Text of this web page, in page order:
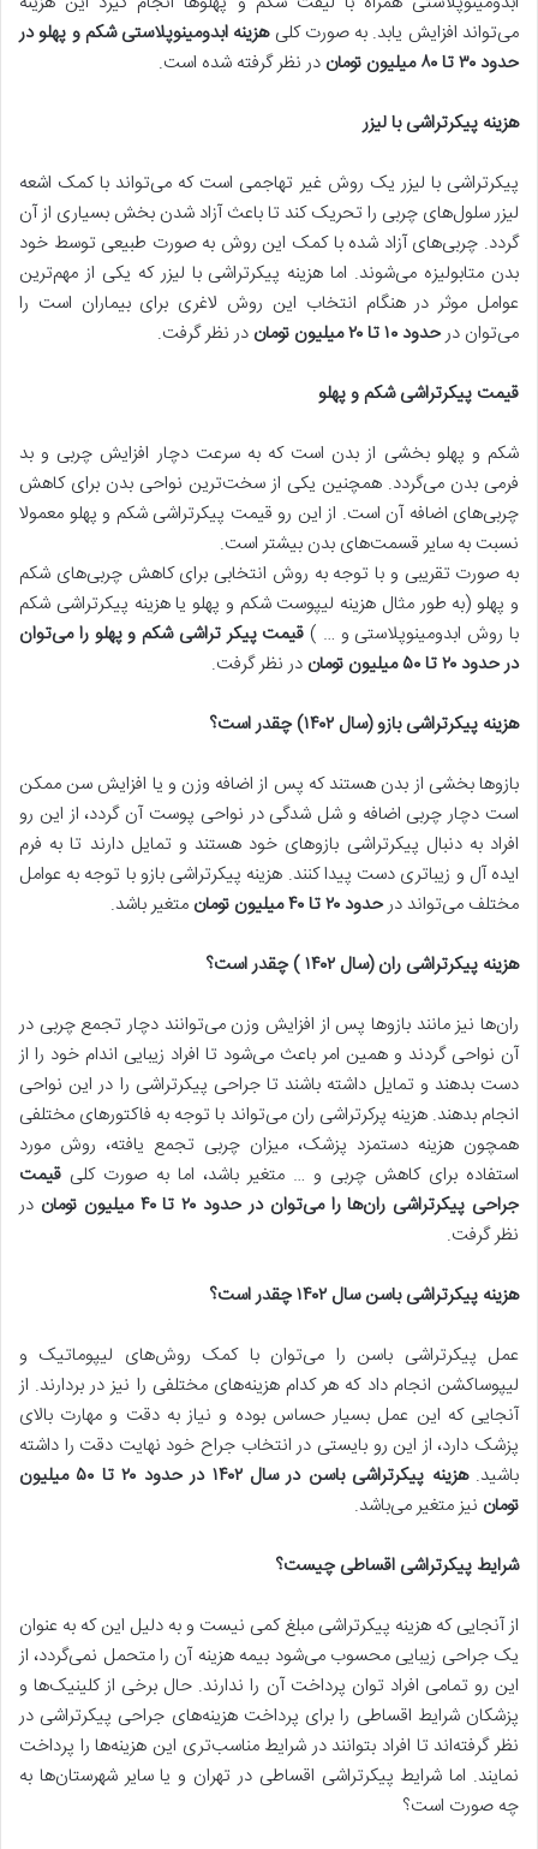
می‌تواند افزایش یابد. به صورت کلیهزینه ابدومینوپلاستی شکم و پهلو در
حدود ۳۰تا۸۰میلیون تومان در نظر گرفته شده است.
هزینه پیکرتراشی با لیزر
پیکرتراشی با لیزر یک روش غیر تهاجمی است که می‌تواند با کمک اشعه
لیزر سلول‌های چربی را تحریک کند تا باعث آزاد شدن بخش بسیاری از آن
گردد. چربی‌های آزاد شده با کمک این روش به صورت طبیعی توسط خود
بدن متابولیزه می‌شوند. اما هزینه پیکرتراشی با لیزر که یکی از مهم‌ترین
عوامل موثر در هنگام انتخاب این روش لاغری برای بیماران است را
می‌توان درحدود ۱۰تا۲۰میلیون تومان در نظر گرفت.
قیمت پیکرتراشی شکم و پهلو
شکم و پهلو بخشی از بدن است که به سرعت دچار افزایش چربی و بد
فرمی بدن می‌گردد. همچنین یکی از سخت‌ترین نواحی بدن برای کاهش
چربی‌های اضافه آن است. از این رو قیمت پیکرتراشی شکم و پهلو معمولا
نسبت به سایر قسمت‌های بدن بیشتر است.
به صورت تقریبی و با توجه به روش انتخابی برای کاهش چربی‌های شکم
و پهلو (به طور مثال هزینه لیپوست شکم و پهلو یا هزینه پیکرتراشی شکم
با روش ابدومینوپلاستی و … ) قیمت پیکر تراشی شکم و پهلو را می‌توان
در حدود ۲۰تا۵۰میلیون تومان در نظر گرفت.
هزینه پیکرتراشی بازو (سال ۱۴۰۲) چقدر است؟
بازوها بخشی از بدن هستند که پس از اضافه وزن و یا افزایش سن ممکن
است دچار چربی اضافه و شل شدگی در نواحی پوست آن گردد، از این رو
افراد به دنبال پیکرتراشی بازوهای خود هستند و تمایل دارند تا به فرم
ایده آل و زیباتری دست پیدا کنند. هزینه پیکرتراشی بازو با توجه به عوامل
مختلف می‌تواند درحدود ۲۰تا۴۰میلیون تومان متغیر باشد.
هزینه پیکرتراشی ران (سال ۱۴۰۲ ) چقدر است؟
ران‌ها نیز مانند بازوها پس از افزایش وزن می‌توانند دچار تجمع چربی در
آن نواحی گردند و همین امر باعث می‌شود تا افراد زیبایی اندام خود را از
دست بدهند و تمایل داشته باشند تا جراحی پیکرتراشی را در این نواحی
انجام بدهند. هزینه پرکرتراشی ران می‌تواند با توجه به فاکتورهای مختلفی
همچون هزینه دستمزد پزشک، میزان چربی تجمع یافته، روش مورد
استفاده برای کاهش چربی و … متغیر باشد، اما به صورت کلی قیمت
جراحی پیکرتراشی ران‌ها را می‌توان در حدود ۲۰تا۴۰ میلیون تومان در
نظر گرفت.
هزینه پیکرتراشی باسن سال ۱۴۰۲چقدر است؟
عمل پیکرتراشی باسن را می‌توان با کمک روش‌های لیپوماتیک و
لیپوساکشن انجام داد که هر کدام هزینه‌های مختلفی را نیز در بردارند. از
آنجایی که این عمل بسیار حساس بوده و نیاز به دقت و مهارت بالای
پزشک دارد، از این رو بایستی در انتخاب جراح خود نهایت دقت را داشته
باشید.هزینه پیکرتراشی باسن در سال۱۴۰۲ در حدود ۲۰تا ۵۰ میلیون
تومان نیز متغیر می‌باشد.
شرایط پیکرتراشی اقساطی چیست؟
از آنجایی که هزینه پیکرتراشی مبلغ کمی نیست و به دلیل این که به عنوان
یک جراحی زیبایی محسوب می‌شود بیمه هزینه آن را متحمل نمی‌گردد، از
این رو تمامی افراد توان پرداخت آن را ندارند. حال برخی از کلینیک‌ها و
پزشکان شرایط اقساطی را برای پرداخت هزینه‌های جراحی پیکرتراشی در
نظر گرفته‌اند تا افراد بتوانند در شرایط مناسب‌تری این هزینه‌ها را پرداخت
نمایند. اما شرایط پیکرتراشی اقساطی در تهران و یا سایر شهرستان‌ها به
چه صورت است؟